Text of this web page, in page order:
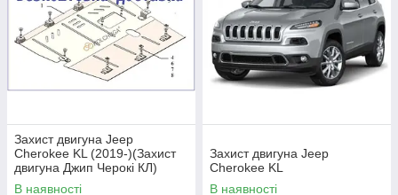
Захист двигуна Jeep
Cherokee KL (2019-)(Захист
двигуна Джип Черокі КЛ)
Кольчуга
В наявності
Захист двигуна Jeep
Cherokee KL
В наявності